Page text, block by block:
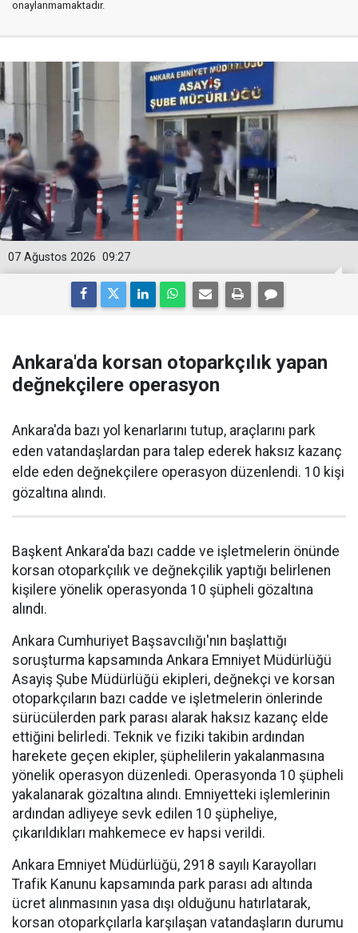
onaylanmamaktadır.
09:27
07 Ağustos 2026
Ankara'da korsan otoparkçılık yapan
değnekçilere operasyon
Ankara'da bazı yol kenarlarını tutup, araçlarını park
eden vatandaşlardan para talep ederek haksız kazanç
elde eden değnekçilere operasyon düzenlendi. 10 kişi
gözaltına alındı.
Başkent Ankara'da bazı cadde ve işletmelerin önünde
korsan otoparkçılık ve değnekçilik yaptığı belirlenen
kişilere yönelik operasyonda 10 şüpheli gözaltına
alındı.
Ankara Cumhuriyet Başsavcılığı'nın başlattığı
soruşturma kapsamında Ankara Emniyet Müdürlüğü
Asayiş Şube Müdürlüğü ekipleri, değnekçi ve korsan
otoparkçıların bazı cadde ve işletmelerin önlerinde
sürücülerden park parası alarak haksız kazanç elde
ettiğini belirledi. Teknik ve fiziki takibin ardından
harekete geçen ekipler, şüphelilerin yakalanmasına
yönelik operasyon düzenledi. Operasyonda 10 şüpheli
yakalanarak gözaltına alındı. Emniyetteki işlemlerinin
ardından adliyeye sevk edilen 10 şüpheliye,
çıkarıldıkları mahkemece ev hapsi verildi.
Ankara Emniyet Müdürlüğü, 2918 sayılı Karayolları
Trafik Kanunu kapsamında park parası adı altında
ücret alınmasının yasa dışı olduğunu hatırlatarak,
korsan otoparkçılarla karşılaşan vatandaşların durumu